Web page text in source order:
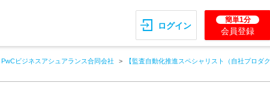
ログイン
簡単1分
会員登録
PwCビジネスアシュアランス合同会社
【監査自動化推進スペシャリスト（自社プロダク